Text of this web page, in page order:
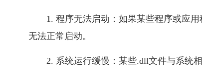
1. 程序无法启动：如果某些程序或应
无法正常启动。
2. 系统运行缓慢：某些.dll文件与系统